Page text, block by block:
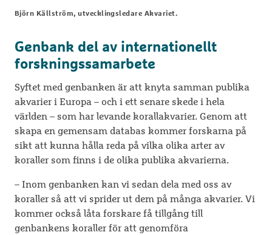
Björn Källström, utvecklingsledare Akvariet.
Genbank del av internationellt
forskningssamarbete
Syftet med genbanken är att knyta samman publika
akvarier i Europa – och i ett senare skede i hela
världen – som har levande korallakvarier. Genom att
skapa en gemensam databas kommer forskarna på
sikt att kunna hålla reda på vilka olika arter av
koraller som finns i de olika publika akvarierna.
– Inom genbanken kan vi sedan dela med oss av
koraller så att vi sprider ut dem på många akvarier. Vi
kommer också låta forskare få tillgång till
genbankens koraller för att genomföra